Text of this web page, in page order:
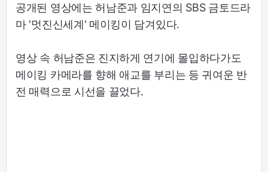
공개된 영상에는 허남준과 임지연의 SBS 금토드라
마 '멋진신세계' 메이킹이 담겨있다.
영상 속 허남준은 진지하게 연기에 몰입하다가도
메이킹 카메라를 향해 애교를 부리는 등 귀여운 반
전 매력으로 시선을 끌었다.